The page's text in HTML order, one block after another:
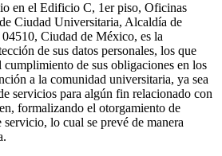
en el Edificio C, 1er piso, Oficinas
Ciudad Universitaria, Alcaldía de
Ciudad de México, es la
de sus datos personales, los que
de sus obligaciones en los
a la comunidad universitaria, ya sea
servicios para algún fin relacionado con
formalizando el otorgamiento de
lo cual se prevé de manera